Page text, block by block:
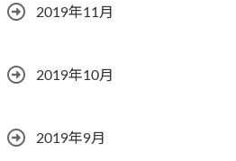
2019年11月
2019年10月
2019年9月